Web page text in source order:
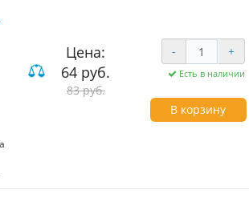
Цена:
64 руб.
83 руб.
- +
Есть в наличии
В корзину